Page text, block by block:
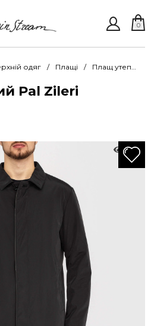
0
одяг Плащі Плащ утеплений Pal Zileri PZKu 84205 02
Pal Zileri
1385